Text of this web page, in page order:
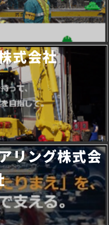
式会社
リング株式会